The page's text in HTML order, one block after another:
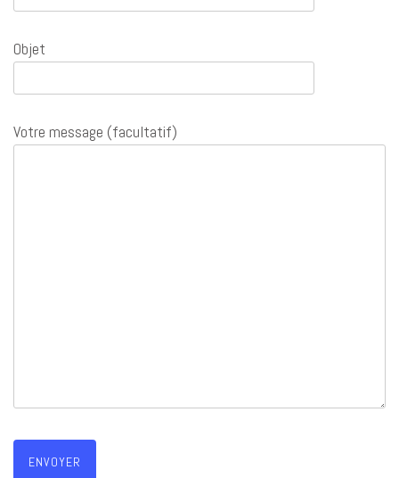
Objet
Votre message (facultatif)